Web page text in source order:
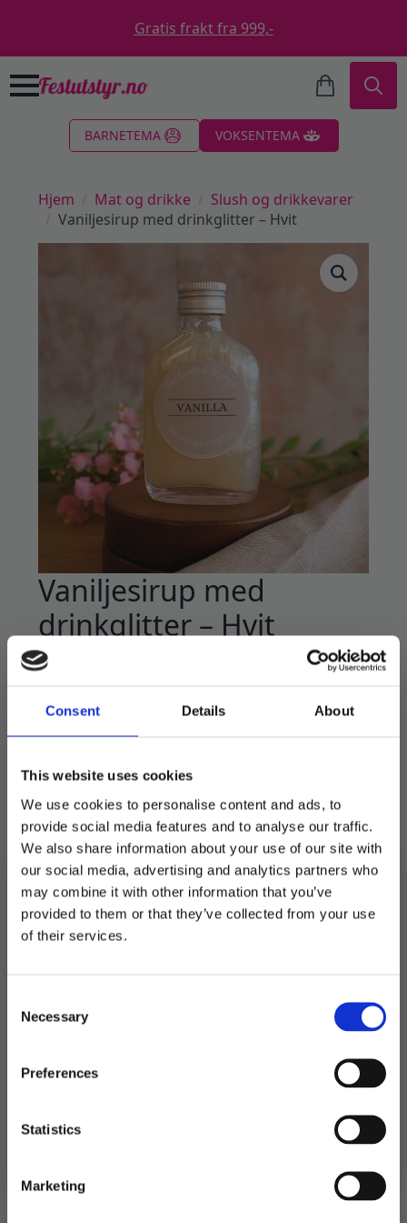
Consent Details About
This website uses cookies
We use cookies to personalise content and ads, to
provide social media features and to analyse our traffic.
We also share information about your use of our site with
our social media, advertising and analytics partners who
may combine it with other information that you’ve
provided to them or that they’ve collected from your use
of their services.
Selection
Necessary
Preferences
Statistics
Marketing
Gratis frakt fra 999,-
BARNETEMA VOKSENTEMA
Hjem Mat og drikke
Slush og drikkevarer
Vaniljesirup med drinkglitter – Hvit
Vaniljesirup med
drinkglitter – Hvit
149
utblandet i vaniljesirup beregnet for drinker.
Nydelig å putte 5ml i prosecco, mocktails og
Ekstra flott effekt når drikken røres rundt.
Inneholder 50ml.
Best før utgangen av august 2025
Utsolgt
Relaterte produkter
MELD DEG PÅ NYHETSBREVET